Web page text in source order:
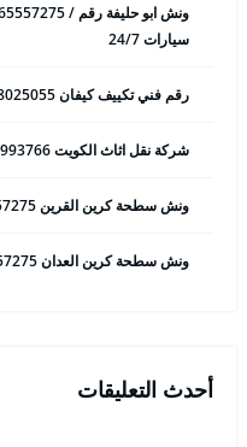
سيارات 24/7
رقم فني تكييف كيفان 98025055 فني تكييف مركزي 24 ساعة
شركة نقل اثاث الكويت 50993766 هاف لوري وانيت نقل عفش
ونش سطحة كرين القرين 65557275 ونش سحب وانقاذ سيارات
ونش سطحة كرين العدان 65557275 ونش سحب وانقاذ سيارات
أحدث التعليقات